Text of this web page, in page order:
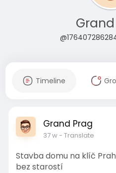
Timeline
Grand Prag
37 w- Translate
Stavba domu na klíč
bez starostí